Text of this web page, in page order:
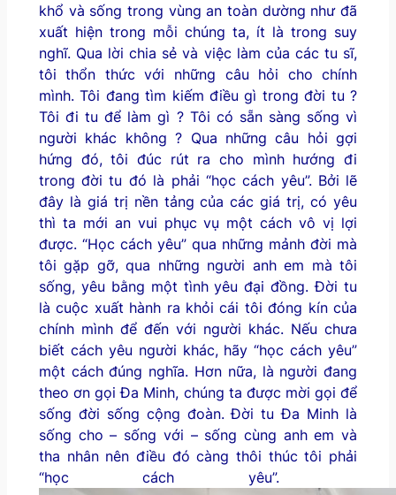
khổ và sống trong vùng an toàn dường như đã
xuất hiện trong mỗi chúng ta, ít là trong suy
nghĩ. Qua lời chia sẻ và việc làm của các tu sĩ,
tôi thổn thức với những câu hỏi cho chính
mình. Tôi đang tìm kiếm điều gì trong đời tu ?
Tôi đi tu để làm gì ? Tôi có sẵn sàng sống vì
người khác không ? Qua những câu hỏi gợi
hứng đó, tôi đúc rút ra cho mình hướng đi
trong đời tu đó là phải “học cách yêu”. Bởi lẽ
đây là giá trị nền tảng của các giá trị, có yêu
thì ta mới an vui phục vụ một cách vô vị lợi
được. “Học cách yêu” qua những mảnh đời mà
tôi gặp gỡ, qua những người anh em mà tôi
sống, yêu bằng một tình yêu đại đồng. Đời tu
là cuộc xuất hành ra khỏi cái tôi đóng kín của
chính mình để đến với người khác. Nếu chưa
biết cách yêu người khác, hãy “học cách yêu”
một cách đúng nghĩa. Hơn nữa, là người đang
theo ơn gọi Đa Minh, chúng ta được mời gọi để
sống đời sống cộng đoàn. Đời tu Đa Minh là
sống cho – sống với – sống cùng anh em và
tha nhân nên điều đó càng thôi thúc tôi phải
“học cách yêu”.